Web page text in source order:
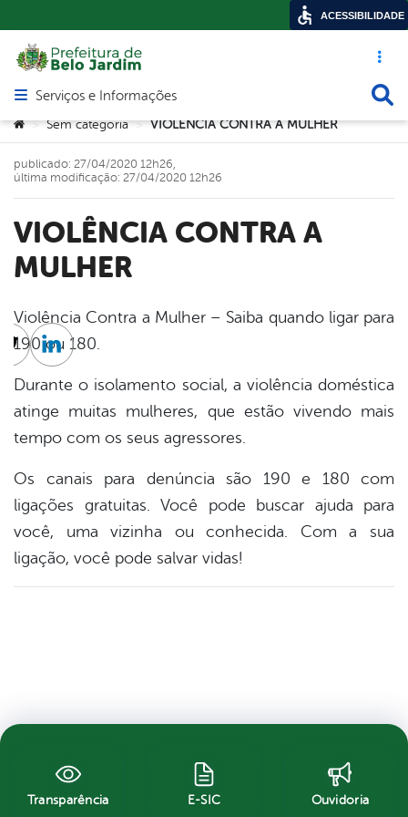
Acesso
Abrir menu principal de navegação
Serviços e Informações
Você está aqui:
> Sem categoria > VIOLÊNCIA CONTRA A MULHER
VIOLÊNCIA CONTRA A
MULHER
publicado: 27/04/2020 12h26,
última modificação: 27/04/2020 12h26
Violência Contra a Mulher – Saiba quando ligar para
190 ou 180.
Durante o isolamento social, a violência doméstica
atinge muitas mulheres, que estão vivendo mais
tempo com os seus agressores.
Os canais para denúncia são 190 e 180 com
ligações gratuitas. Você pode buscar ajuda para
você, uma vizinha ou conhecida. Com a sua
ligação, você pode salvar vidas!
TwitterLinkedin
Transparência E-SIC Ouvidoria
ACESSIBILIDADE